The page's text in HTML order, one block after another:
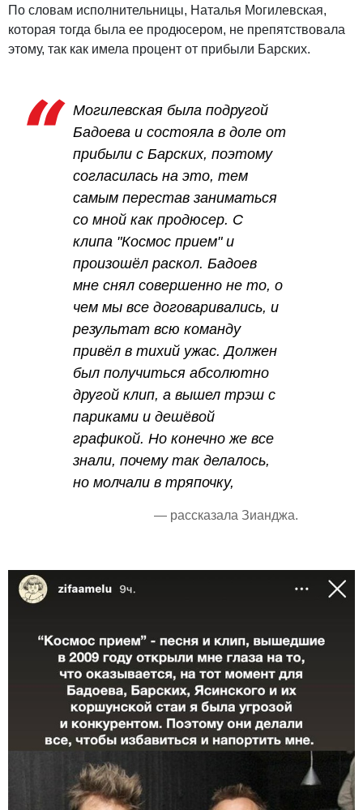
По словам исполнительницы, Наталья Могилевская,
которая тогда была ее продюсером, не препятствовала
этому, так как имела процент от прибыли Барских.
Могилевская была подругой
Бадоева и состояла в доле от
прибыли с Барских, поэтому
согласилась на это, тем
самым перестав заниматься
со мной как продюсер. С
клипа "Космос прием" и
произошёл раскол. Бадоев
мне снял совершенно не то, о
чем мы все договаривались, и
результат всю команду
привёл в тихий ужас. Должен
был получиться абсолютно
другой клип, а вышел трэш с
париками и дешёвой
графикой. Но конечно же все
знали, почему так делалось,
но молчали в тряпочку,
— рассказала Зианджа.